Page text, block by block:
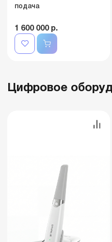
подача
1 600 000 р.
Цифровое